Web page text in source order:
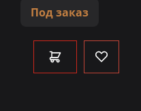
Под заказ